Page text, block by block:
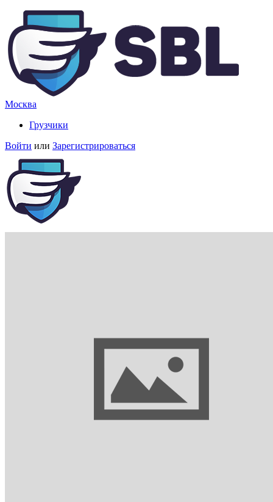
Москва
Грузчики
Войти или Зарегистрироваться